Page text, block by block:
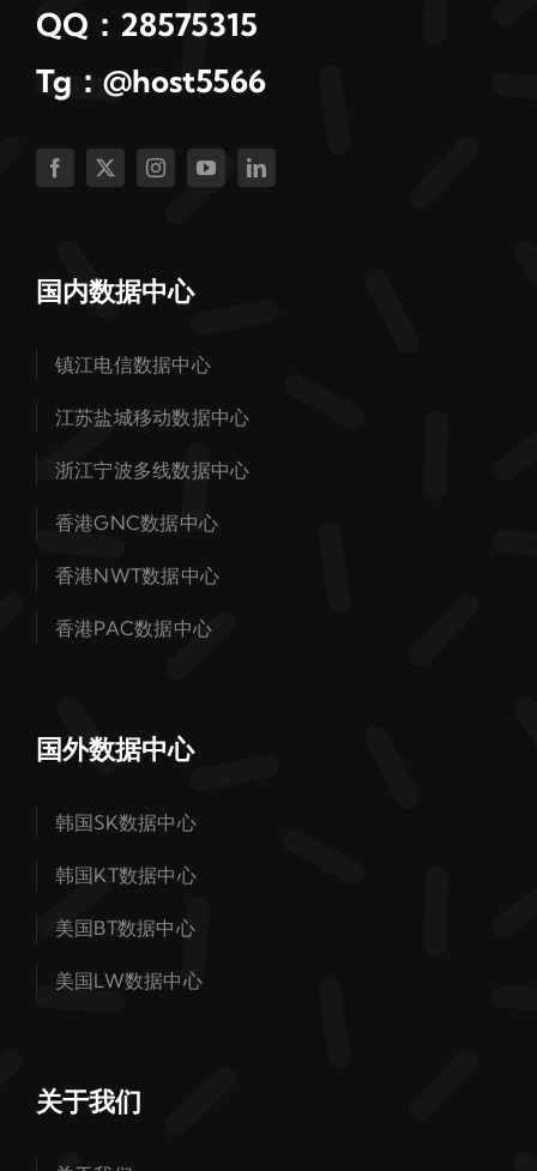
QQ：28575315
Tg：@host5566
国内数据中心
镇江电信数据中心
江苏盐城移动数据中心
浙江宁波多线数据中心
香港GNC数据中心
香港NWT数据中心
香港PAC数据中心
国外数据中心
韩国SK数据中心
韩国KT数据中心
美国BT数据中心
美国LW数据中心
关于我们